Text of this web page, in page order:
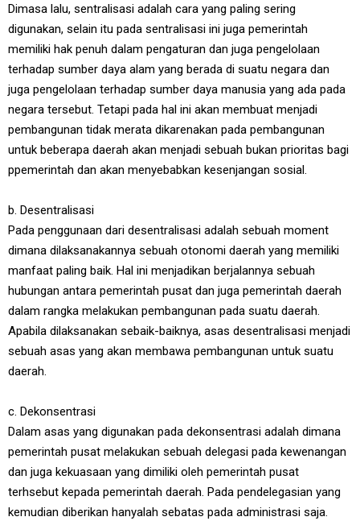
Dimasa lalu, sentralisasi adalah cara yang paling sering
digunakan, selain itu pada sentralisasi ini juga pemerintah
memiliki hak penuh dalam pengaturan dan juga pengelolaan
terhadap sumber daya alam yang berada di suatu negara dan
juga pengelolaan terhadap sumber daya manusia yang ada pada
negara tersebut. Tetapi pada hal ini akan membuat menjadi
pembangunan tidak merata dikarenakan pada pembangunan
untuk beberapa daerah akan menjadi sebuah bukan prioritas bagi
ppemerintah dan akan menyebabkan kesenjangan sosial.
b. Desentralisasi
Pada penggunaan dari desentralisasi adalah sebuah moment
dimana dilaksanakannya sebuah otonomi daerah yang memiliki
manfaat paling baik. Hal ini menjadikan berjalannya sebuah
hubungan antara pemerintah pusat dan juga pemerintah daerah
dalam rangka melakukan pembangunan pada suatu daerah.
Apabila dilaksanakan sebaik-baiknya, asas desentralisasi menjadi
sebuah asas yang akan membawa pembangunan untuk suatu
daerah.
c. Dekonsentrasi
Dalam asas yang digunakan pada dekonsentrasi adalah dimana
pemerintah pusat melakukan sebuah delegasi pada kewenangan
dan juga kekuasaan yang dimiliki oleh pemerintah pusat
terhsebut kepada pemerintah daerah. Pada pendelegasian yang
kemudian diberikan hanyalah sebatas pada administrasi saja.